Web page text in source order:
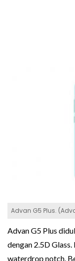
Advan G5 Plus.
Advan G5 Plus
dengan 2.5D
waterdrop notch.